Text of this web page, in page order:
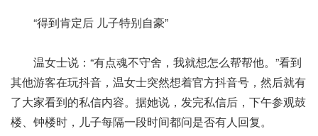
“得到肯定后 儿子特别自豪”
温女士说：“有点魂不守舍，我就想怎么帮帮他。”看到
其他游客在玩抖音，温女士突然想着官方抖音号，然后就有
了大家看到的私信内容。据她说，发完私信后，下午参观鼓
楼、钟楼时，儿子每隔一段时间都问是否有人回复。